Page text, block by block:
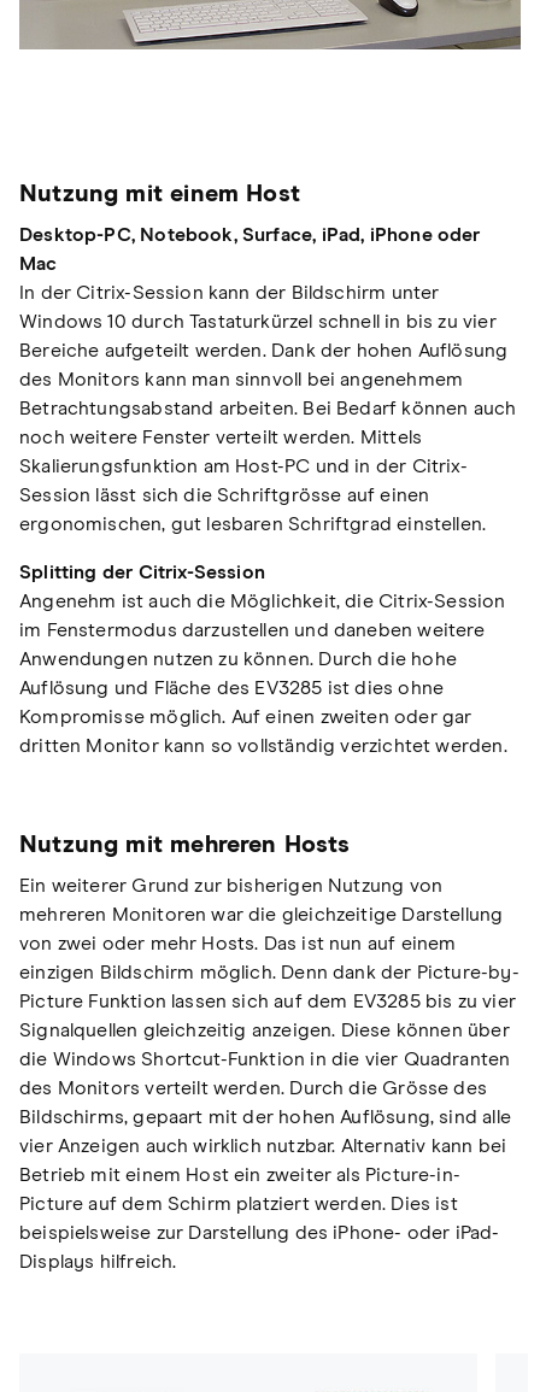
Nutzung mit einem Host
Desktop-PC, Notebook, Surface, iPad, iPhone oder
Mac
In der Citrix-Session kann der Bildschirm unter
Windows 10 durch Tastaturkürzel schnell in bis zu vier
Bereiche aufgeteilt werden. Dank der hohen Auflösung
des Monitors kann man sinnvoll bei angenehmem
Betrachtungsabstand arbeiten. Bei Bedarf können auch
noch weitere Fenster verteilt werden. Mittels
Skalierungsfunktion am Host-PC und in der Citrix-
Session lässt sich die Schriftgrösse auf einen
ergonomischen, gut lesbaren Schriftgrad einstellen.
Splitting der Citrix-Session
Angenehm ist auch die Möglichkeit, die Citrix-Session
im Fenstermodus darzustellen und daneben weitere
Anwendungen nutzen zu können. Durch die hohe
Auflösung und Fläche des EV3285 ist dies ohne
Kompromisse möglich. Auf einen zweiten oder gar
dritten Monitor kann so vollständig verzichtet werden.
Nutzung mit mehreren Hosts
Ein weiterer Grund zur bisherigen Nutzung von
mehreren Monitoren war die gleichzeitige Darstellung
von zwei oder mehr Hosts. Das ist nun auf einem
einzigen Bildschirm möglich. Denn dank der Picture-by-
Picture Funktion lassen sich auf dem EV3285 bis zu vier
Signalquellen gleichzeitig anzeigen. Diese können über
die Windows Shortcut-Funktion in die vier Quadranten
des Monitors verteilt werden. Durch die Grösse des
Bildschirms, gepaart mit der hohen Auflösung, sind alle
vier Anzeigen auch wirklich nutzbar. Alternativ kann bei
Betrieb mit einem Host ein zweiter als Picture-in-
Picture auf dem Schirm platziert werden. Dies ist
beispielsweise zur Darstellung des iPhone- oder iPad-
Displays hilfreich.